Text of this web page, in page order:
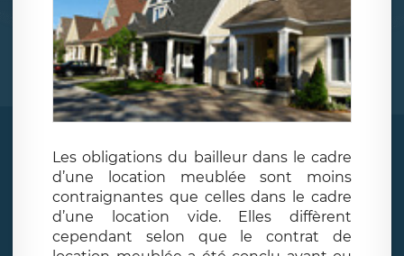
Les obligations du bailleur dans le cadre
d’une location meublée sont moins
contraignantes que celles dans le cadre
d’une location vide. Elles diffèrent
cependant selon que le contrat de